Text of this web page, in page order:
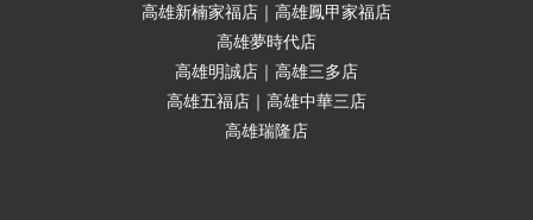
高雄新楠家福店｜高雄鳳甲家福店
高雄夢時代店
高雄明誠店｜高雄三多店
高雄五福店｜高雄中華三店
高雄瑞隆店